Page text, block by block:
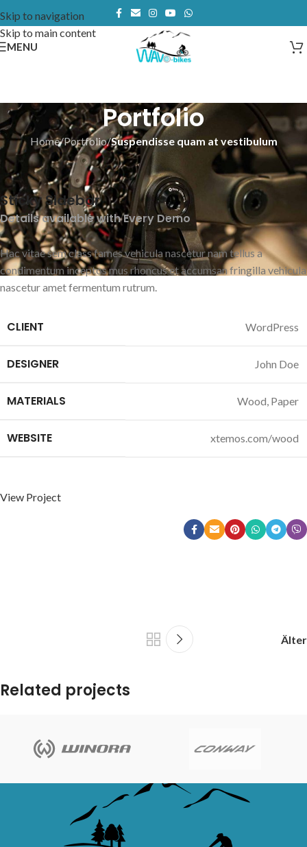
Skip to navigation
Skip to main content
MENU
Portfolio
Home/Portfolio/Suspendisse quam at vestibulum
Sticky Sidebar
Details available with Every Demo
Hac vitae sem class fames vehicula nascetur nam tellus a
condimentum inceptos mus rhoncus et accumsan fringilla vehicula
nascetur amet fermentum rutrum.
CLIENT WordPress
DESIGNER John Doe
MATERIALS Wood, Paper
WEBSITE xtemos.com/wood
View Project
Älter
Related projects
Kitchen
Leo uteu ullamcorper